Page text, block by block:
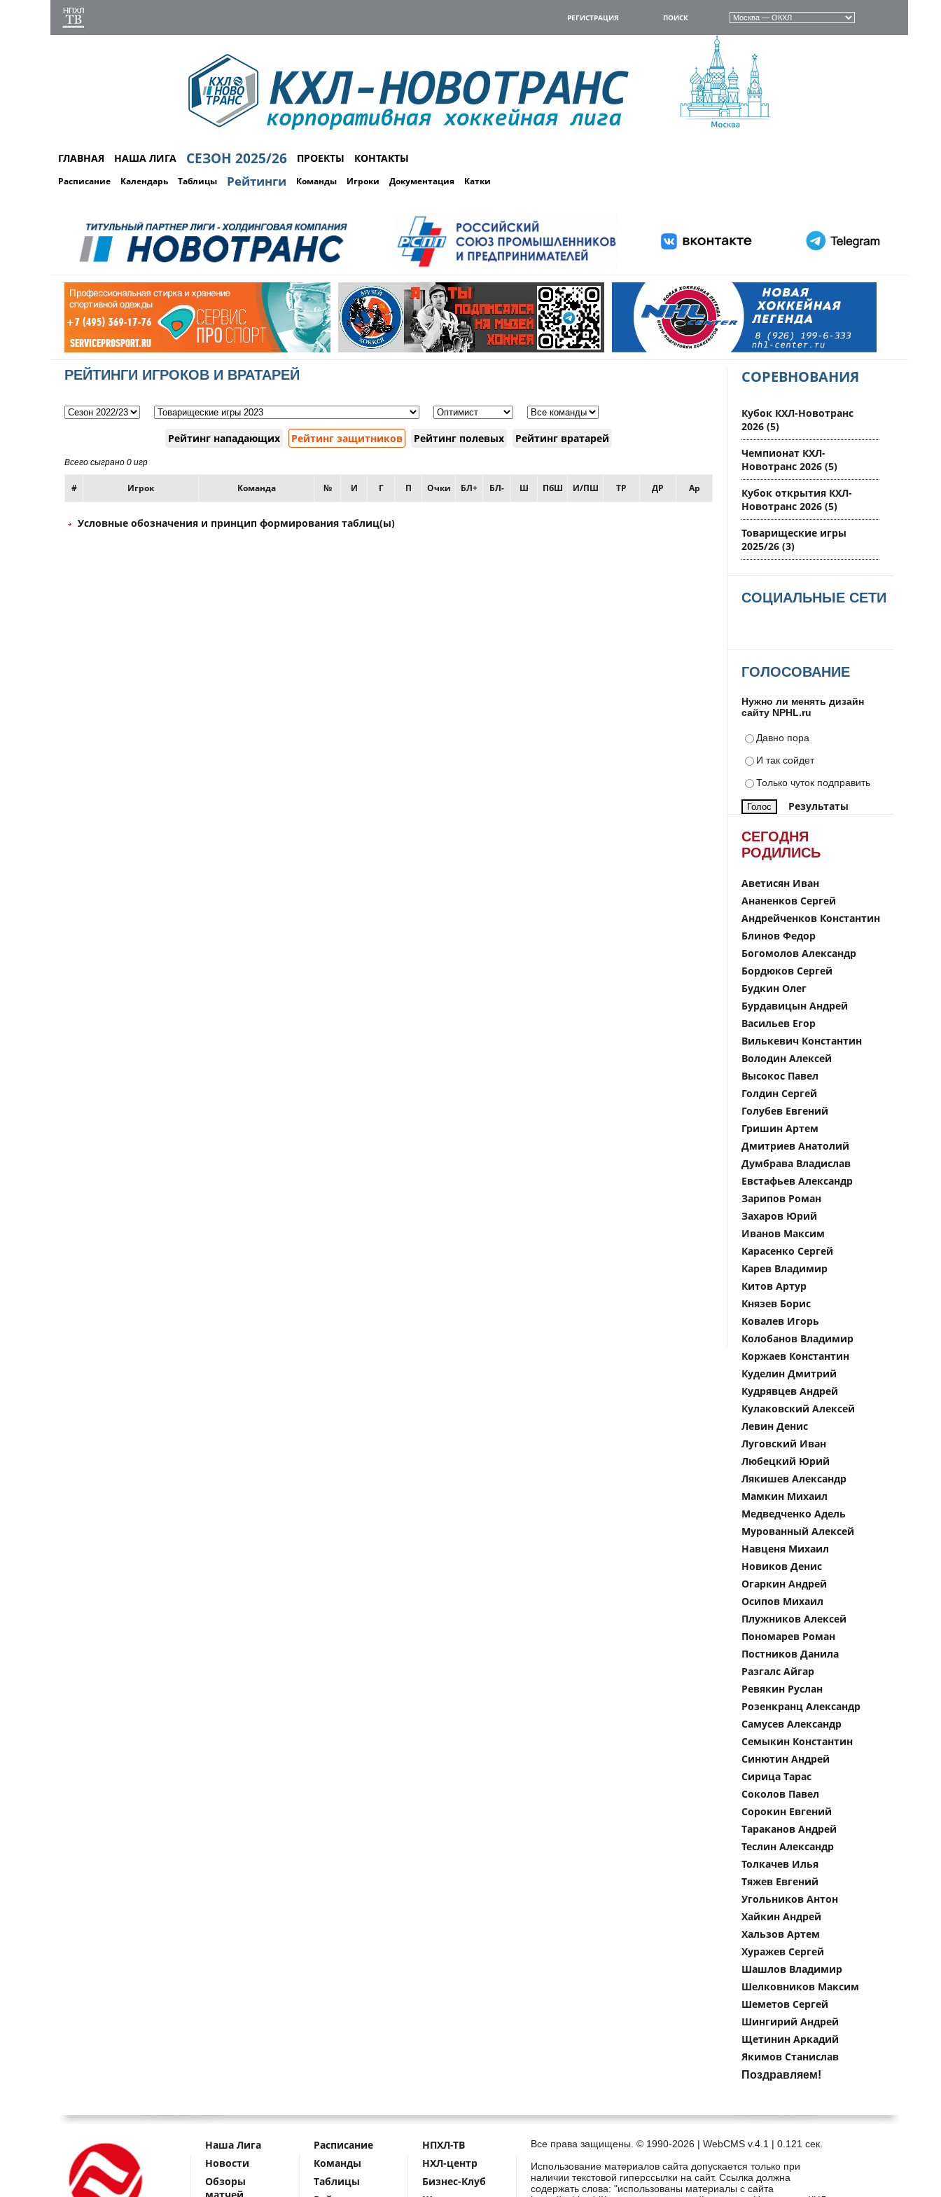
РЕГИСТРАЦИЯ ПОИСК
ГЛАВНАЯ НАША ЛИГА СЕЗОН 2025/26 ПРОЕКТЫ КОНТАКТЫ
Расписание Календарь Таблицы Рейтинги Команды Игроки Документация Катки
РЕЙТИНГИ ИГРОКОВ И ВРАТАРЕЙ
Рейтинг нападающих Рейтинг защитников Рейтинг полевых Рейтинг вратарей
Всего сыграно 0 игр
# Игрок Команда № И Г П Очки БЛ+ БЛ- Ш ПбШ И/ПШ ТР ДР Ар
Условные обозначения и принцип формирования таблиц(ы)
СОРЕВНОВАНИЯ
Кубок КХЛ-Новотранс
2026 (5)
Чемпионат КХЛ-
Новотранс 2026 (5)
Кубок открытия КХЛ-
Новотранс 2026 (5)
Товарищеские игры
2025/26 (3)
СОЦИАЛЬНЫЕ СЕТИ
ГОЛОСОВАНИЕ
Нужно ли менять дизайн
сайту NPHL.ru
Давно пора
И так сойдет
Только чуток подправить
Результаты
СЕГОДНЯ
РОДИЛИСЬ
Аветисян Иван
Ананенков Сергей
Андрейченков Константин
Блинов Федор
Богомолов Александр
Бордюков Сергей
Будкин Олег
Бурдавицын Андрей
Васильев Егор
Вилькевич Константин
Володин Алексей
Высокос Павел
Голдин Сергей
Голубев Евгений
Гришин Артем
Дмитриев Анатолий
Думбрава Владислав
Евстафьев Александр
Зарипов Роман
Захаров Юрий
Иванов Максим
Карасенко Сергей
Карев Владимир
Китов Артур
Князев Борис
Ковалев Игорь
Колобанов Владимир
Коржаев Константин
Куделин Дмитрий
Кудрявцев Андрей
Кулаковский Алексей
Левин Денис
Луговский Иван
Любецкий Юрий
Лякишев Александр
Мамкин Михаил
Медведченко Адель
Мурованный Алексей
Навценя Михаил
Новиков Денис
Огаркин Андрей
Осипов Михаил
Плужников Алексей
Пономарев Роман
Постников Данила
Разгалс Айгар
Ревякин Руслан
Розенкранц Александр
Самусев Александр
Семыкин Константин
Синютин Андрей
Сирица Тарас
Соколов Павел
Сорокин Евгений
Тараканов Андрей
Теслин Александр
Толкачев Илья
Тяжев Евгений
Угольников Антон
Хайкин Андрей
Хальзов Артем
Хуражев Сергей
Шашлов Владимир
Шелковников Максим
Шеметов Сергей
Шингирий Андрей
Щетинин Аркадий
Якимов Станислав
Поздравляем!
Наша Лига
Новости
Обзоры
Расписание
Команды
Таблицы
НПХЛ-ТВ
НХЛ-центр
Бизнес-Клуб
Все права защищены. © 1990-2026 | WebCMS v.4.1 | 0.121 сек.
Использование материалов сайта допускается только при
наличии текстовой гиперссылки на сайт. Ссылка должна
содержать слова: "использованы материалы с сайта